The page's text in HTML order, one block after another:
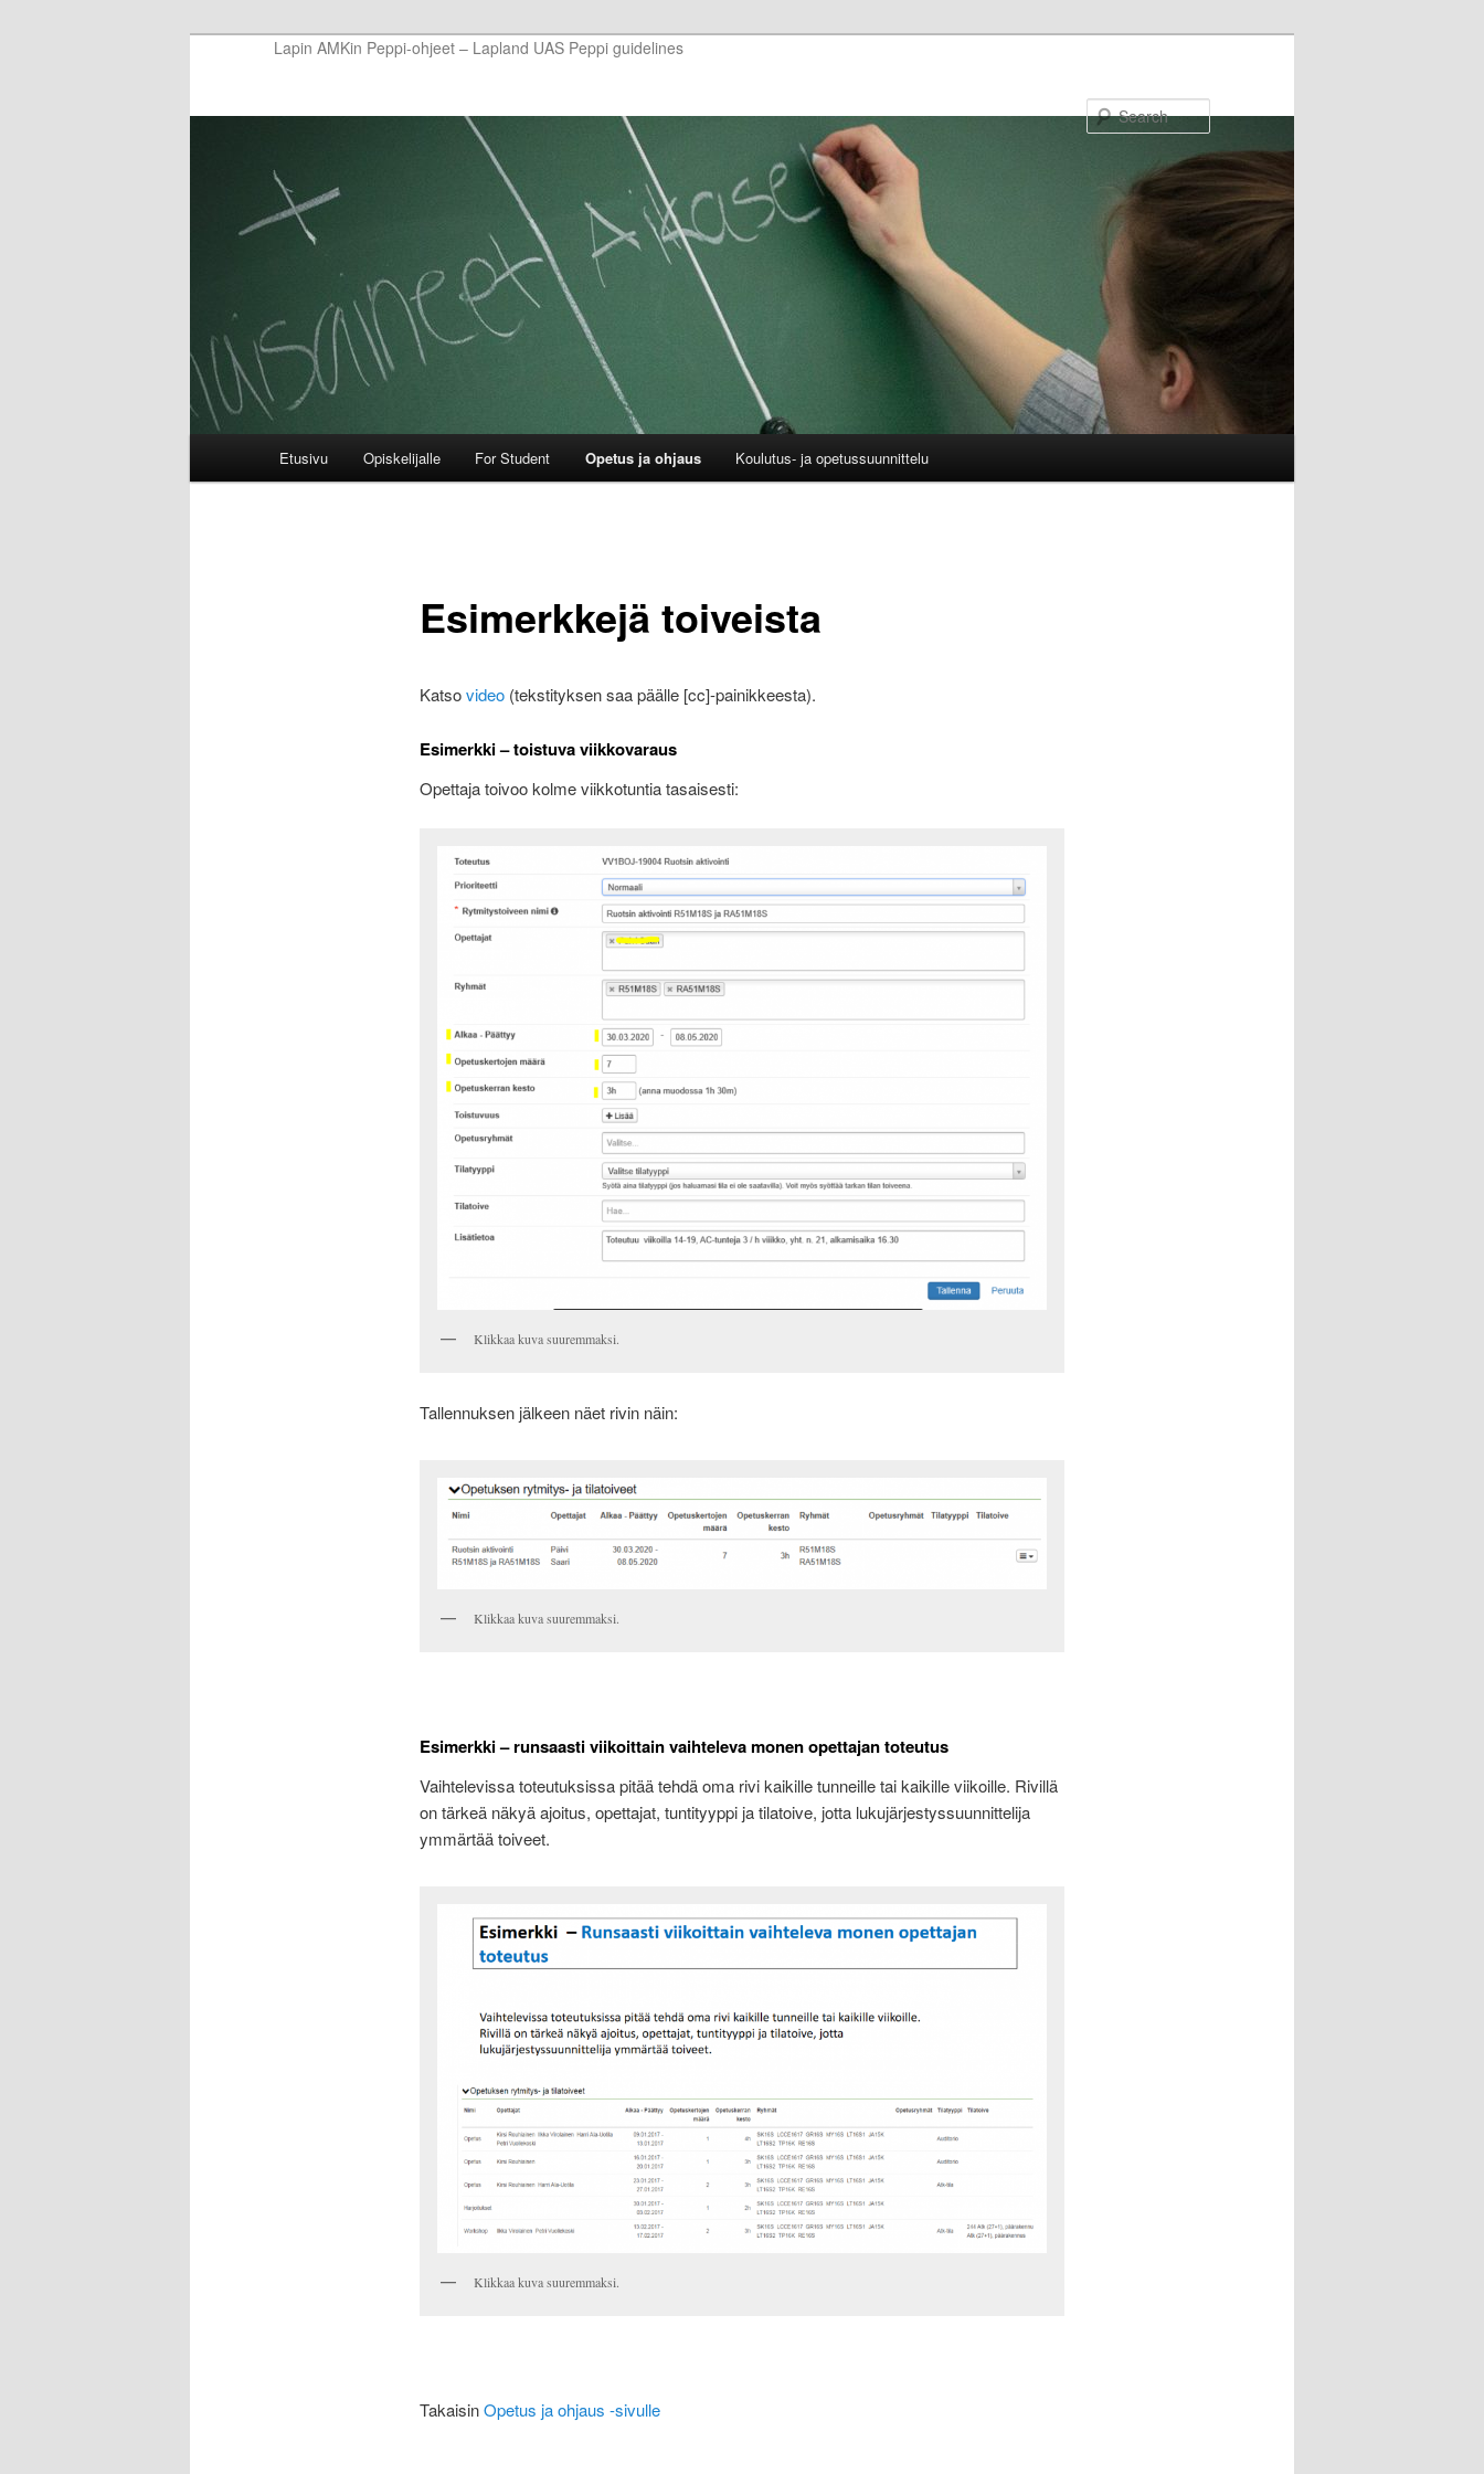
Lapin AMKin Peppi-ohjeet – Lapland UAS Peppi guidelines
Search
Etusivu Opiskelijalle For Student Opetus ja ohjaus Koulutus- ja opetussuunnittelu
Esimerkkejä toiveista
Katsovideo(tekstityksen saa päälle [cc]-painikkeesta).
Esimerkki – toistuva viikkovaraus
Opettaja toivoo kolme viikkotuntia tasaisesti:
Klikkaa kuva suuremmaksi.
Tallennuksen jälkeen näet rivin näin:
Klikkaa kuva suuremmaksi.
Esimerkki – runsaasti viikoittain vaihteleva monen opettajan toteutus
Vaihtelevissa toteutuksissa pitää tehdä oma rivi kaikille tunneille tai kaikille viikoille. Rivillä
on tärkeä näkyä ajoitus, opettajat, tuntityyppi ja tilatoive, jotta lukujärjestyssuunnittelija
ymmärtää toiveet.
Klikkaa kuva suuremmaksi.
TakaisinOpetus ja ohjaus -sivulle